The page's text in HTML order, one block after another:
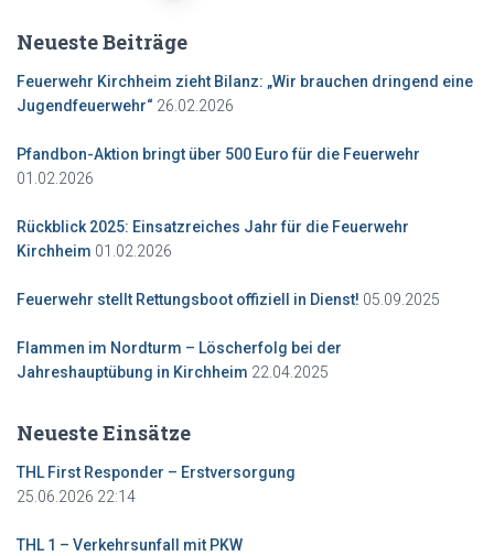
der
Beiträge
Neueste Beiträge
Feuerwehr Kirchheim zieht Bilanz: „Wir brauchen dringend eine
Jugendfeuerwehr“ 26.02.2026
Pfandbon-Aktion bringt über 500 Euro für die Feuerwehr
01.02.2026
Rückblick 2025: Einsatzreiches Jahr für die Feuerwehr
Kirchheim 01.02.2026
Feuerwehr stellt Rettungsboot offiziell in Dienst! 05.09.2025
Flammen im Nordturm – Löscherfolg bei der
Jahreshauptübung in Kirchheim 22.04.2025
Neueste Einsätze
THL First Responder – Erstversorgung
25.06.2026 22:14
THL 1 – Verkehrsunfall mit PKW